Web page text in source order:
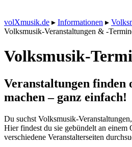
volXmusik.de ▸ Informationen ▸
Volksmusik-Veranstaltungen & -
Volksmusik-
Veranstaltungen finden
machen – ganz einfach!
Du suchst Volksmusik-
Hier findest du sie gebündelt an einem
verschiedene Veranstalterseiten